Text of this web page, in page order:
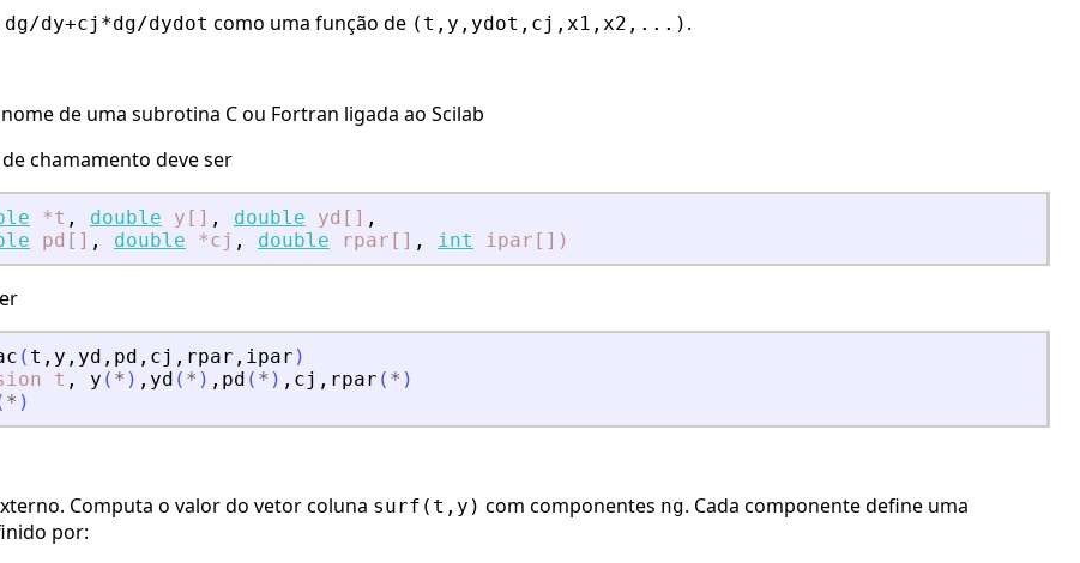
dg/dy+cj*dg/dydot como uma função de (t,y,ydot,cj,x1,x2,...) .
de uma subrotina C ou Fortran ligada ao Scilab
de chamamento deve ser
*t , double y[] , double yd[] ,
pd[] , double *cj , double rpar[] , int ipar[])
( t , y , yd , pd , cj , rpar , ipar )
t , y ( * ) , yd ( * ) , pd ( * ) , cj , rpar ( * )
* )
Computa o valor do vetor coluna surf(t,y) com componentes ng. Cada componente define uma
por: